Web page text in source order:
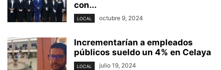
con...
LOCAL octubre 9, 2024
Incrementarían a empleados
públicos sueldo un 4% en Celaya
LOCAL julio 19, 2024